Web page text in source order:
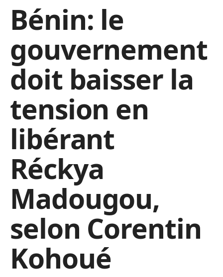
Bénin: le
gouvernement
doit baisser la
tension en
libérant
Réckya
Madougou,
selon Corentin
Kohoué